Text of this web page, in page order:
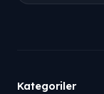
Kategoriler